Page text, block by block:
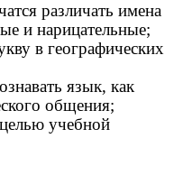
различать имена
и нарицательные;
в географических
язык, как
общения;
учебной